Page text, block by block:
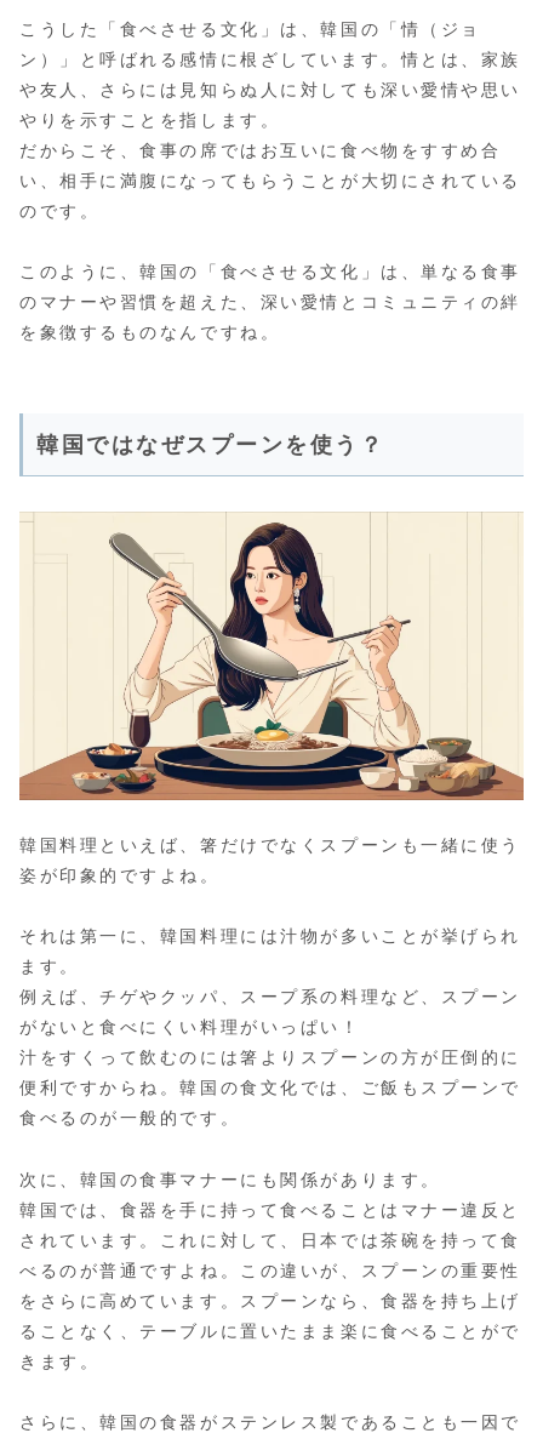
こうした「食べさせる文化」は、韓国の「情（ジョ
ン）」と呼ばれる感情に根ざしています。情とは、家族
や友人、さらには見知らぬ人に対しても深い愛情や思い
やりを示すことを指します。
だからこそ、食事の席ではお互いに食べ物をすすめ合
い、相手に満腹になってもらうことが大切にされている
のです​。
このように、韓国の「食べさせる文化」は、単なる食事
のマナーや習慣を超えた、深い愛情とコミュニティの絆
を象徴するものなんですね。
韓国ではなぜスプーンを使う？
韓国料理といえば、箸だけでなくスプーンも一緒に使う
姿が印象的ですよね。
それは第一に、韓国料理には汁物が多いことが挙げられ
ます。
例えば、チゲやクッパ、スープ系の料理など、スプーン
がないと食べにくい料理がいっぱい！
汁をすくって飲むのには箸よりスプーンの方が圧倒的に
便利ですからね。韓国の食文化では、ご飯もスプーンで
食べるのが一般的です。
次に、韓国の食事マナーにも関係があります。
韓国では、食器を手に持って食べることはマナー違反と
されています。これに対して、日本では茶碗を持って食
べるのが普通ですよね。この違いが、スプーンの重要性
をさらに高めています。スプーンなら、食器を持ち上げ
ることなく、テーブルに置いたまま楽に食べることがで
きます​​。
さらに、韓国の食器がステンレス製であることも一因で